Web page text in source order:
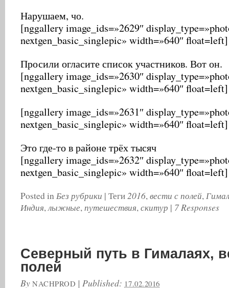
Нарушаем, чо.
[nggallery image_ids=»2629″
nextgen_basic_singlepic» width=»640″ float=left]
Просили огласите список участников. Вот он.
[nggallery image_ids=»2630″
nextgen_basic_singlepic» width=»640″ float=left]
[nggallery image_ids=»2631″
nextgen_basic_singlepic» width=»640″ float=left]
Это где-то в районе трёх тысяч
[nggallery image_ids=»2632″
nextgen_basic_singlepic» width=»640″ float=left]
Posted inБез рубрики | Теги2016,вести с полей,
Индия,лыжные,путешествия,скитур | 7 Responses
Северный путь в Гималаях,
полей
By NACHPROD |Published: 17.02.2016